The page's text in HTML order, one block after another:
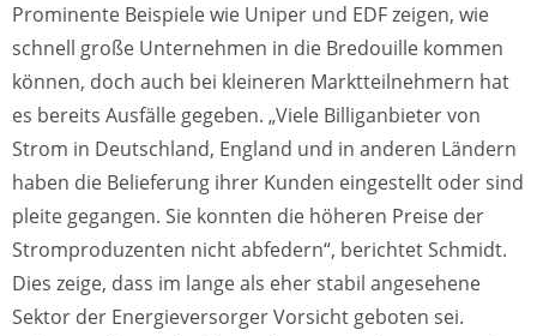
Prominente Beispiele wie Uniper und EDF zeigen, wie
schnell große Unternehmen in die Bredouille kommen
können, doch auch bei kleineren Marktteilnehmern hat
es bereits Ausfälle gegeben. „Viele Billiganbieter von
Strom in Deutschland, England und in anderen Ländern
haben die Belieferung ihrer Kunden eingestellt oder sind
pleite gegangen. Sie konnten die höheren Preise der
Stromproduzenten nicht abfedern“, berichtet Schmidt.
Dies zeige, dass im lange als eher stabil angesehene
Sektor der Energieversorger Vorsicht geboten sei.